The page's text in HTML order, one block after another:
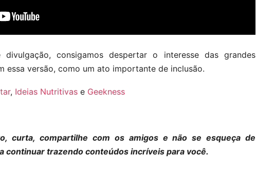
consigamos despertar o interesse das grandes
essa versão, como um ato importante de inclusão.
, Ideias Nutritivas e Geekness
curta, compartilhe com os amigos e não se esqueça de
continuar trazendo conteúdos incríveis para você.